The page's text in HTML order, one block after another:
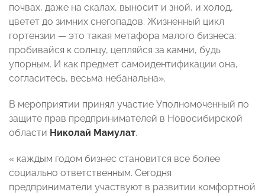
почвах, даже на скалах, выносит и зной, и холод,
цветет до зимних снегопадов. Жизненный цикл
гортензии — это такая метафора малого бизнеса:
пробивайся к солнцу, цепляйся за камни, будь
упорным. И как предмет самоидентификации она,
согласитесь, весьма небанальна».
В мероприятии принял участие Уполномоченный по
защите прав предпринимателей в Новосибирской
области Николай Мамулат.
« каждым годом бизнес становится все более
социально ответственным. Сегодня
предприниматели участвуют в развитии комфортной